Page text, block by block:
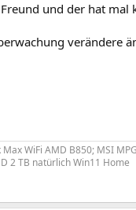
und der hat
verändere
WiFi AMD B850; MSI
2 TB natürlich Win11 Home